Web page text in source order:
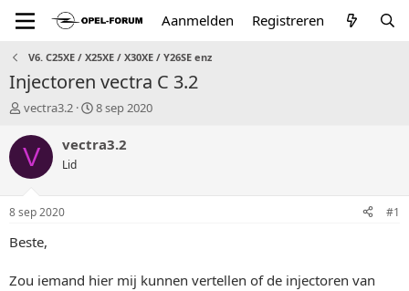
Aanmelden Registreren
V6. C25XE / X25XE / X30XE / Y26SE enz
Injectoren vectra C 3.2
T
p
i
a
r
r
vectra3.2
S
a
8 sep 2020
V vectra3.2
Lid
8 sep 2020 #1
Beste,
Zou iemand hier mij kunnen vertellen of de injectoren van